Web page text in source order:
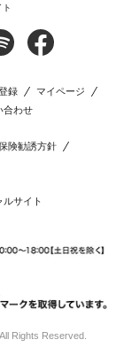
録
マイページ
合わせ
険勧誘方針
ルサイト
Rights Reserved.